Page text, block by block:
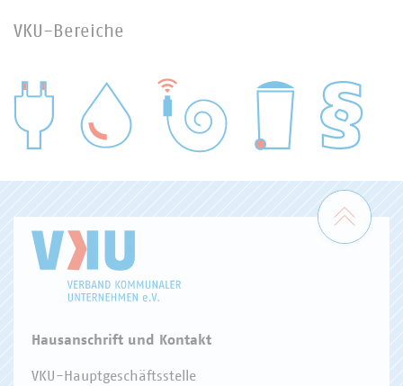
VKU-Bereiche
WASSER/ABWASSER
Zum
Hausanschrift und Kontakt
VKU-Hauptgeschäftsstelle